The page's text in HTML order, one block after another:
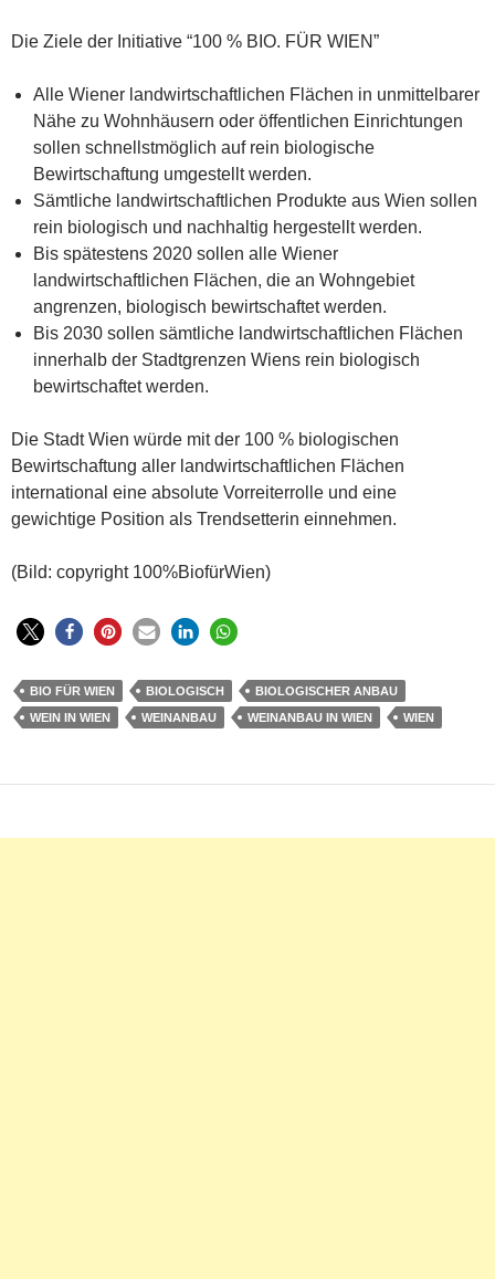
Die Ziele der Initiative “100 % BIO. FÜR WIEN”
Alle Wiener landwirtschaftlichen Flächen in unmittelbarer
Nähe zu Wohnhäusern oder öffentlichen Einrichtungen
sollen schnellstmöglich auf rein biologische
Bewirtschaftung umgestellt werden.
Sämtliche landwirtschaftlichen Produkte aus Wien sollen
rein biologisch und nachhaltig hergestellt werden.
Bis spätestens 2020 sollen alle Wiener
landwirtschaftlichen Flächen, die an Wohngebiet
angrenzen, biologisch bewirtschaftet werden.
Bis 2030 sollen sämtliche landwirtschaftlichen Flächen
innerhalb der Stadtgrenzen Wiens rein biologisch
bewirtschaftet werden.
Die Stadt Wien würde mit der 100 % biologischen
Bewirtschaftung aller landwirtschaftlichen Flächen
international eine absolute Vorreiterrolle und eine
gewichtige Position als Trendsetterin einnehmen.
(Bild: copyright 100%BiofürWien)
BIO FÜR WIEN BIOLOGISCH
BIOLOGISCHER ANBAU
WEIN IN WIEN
WEINANBAU WEINANBAU IN WIEN WIEN